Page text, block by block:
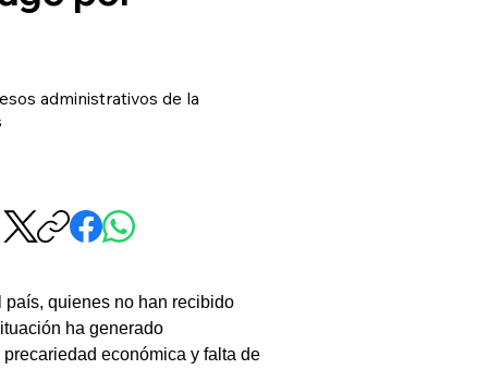
administrativos de la
quienes no han recibido
ha generado
económica y falta de